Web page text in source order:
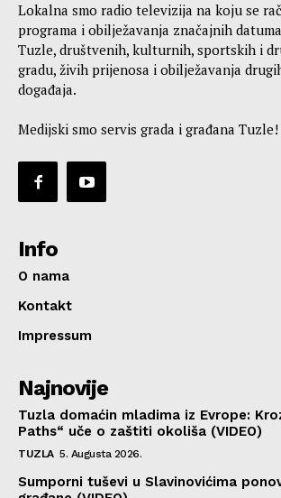
Lokalna smo radio televizija na koju se
programa i obilježavanja značajnih
Tuzle, društvenih, kulturnih, sportskih i
gradu, živih prijenosa i obilježavanja
događaja.
Medijski smo servis grada i građana Tuzle!
Info
O nama
Kontakt
Impressum
Najnovije
Tuzla domaćin mladima iz Evrope:
Paths“ uče o zaštiti okoliša (VIDEO)
TUZLA 5. Augusta 2026.
Sumporni tuševi u Slavinovićima